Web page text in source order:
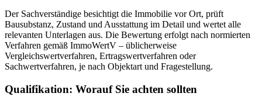
Der Sachverständige besichtigt die Immobilie vor Ort, prüft
Bausubstanz, Zustand und Ausstattung im Detail und wertet alle
relevanten Unterlagen aus. Die Bewertung erfolgt nach normierten
Verfahren gemäß ImmoWertV – üblicherweise
Vergleichswertverfahren, Ertragswertverfahren oder
Sachwertverfahren, je nach Objektart und Fragestellung.
Qualifikation: Worauf Sie achten sollten